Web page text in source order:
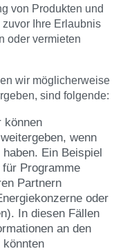
von Produkten und
Ihre Erlaubnis
oder vermieten
wir möglicherweise
sind folgende:
können
wenn
Ein Beispiel
Programme
Partnern
oder
In diesen Fällen
an den
könnten